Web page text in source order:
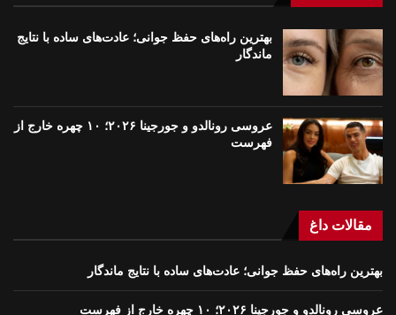
بهترین راه‌های حفظ جوانی؛ عادت‌های ساده با نتایج
ماندگار
عروسی رونالدو و جورجینا ۲۰۲۶؛ ۱۰ چهره خارج از
فهرست
مقالات داغ
بهترین راه‌های حفظ جوانی؛ عادت‌های ساده با نتایج ماندگار
عروسی رونالدو و جورجینا ۲۰۲۶؛ ۱۰ چهره خارج از فهرست